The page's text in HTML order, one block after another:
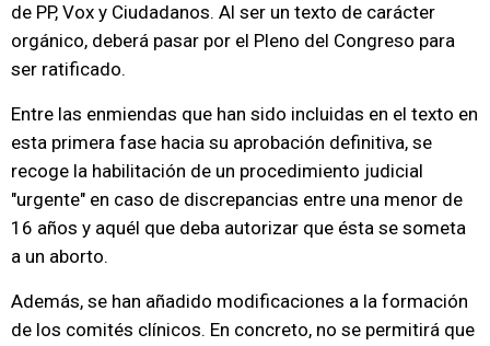
de PP, Vox y Ciudadanos. Al ser un texto de carácter
orgánico, deberá pasar por el Pleno del Congreso para
ser ratificado.
Entre las enmiendas que han sido incluidas en el texto en
esta primera fase hacia su aprobación definitiva, se
recoge la habilitación de un procedimiento judicial
"urgente" en caso de discrepancias entre una menor de
16 años y aquél que deba autorizar que ésta se someta
a un aborto.
Además, se han añadido modificaciones a la formación
de los comités clínicos. En concreto, no se permitirá que